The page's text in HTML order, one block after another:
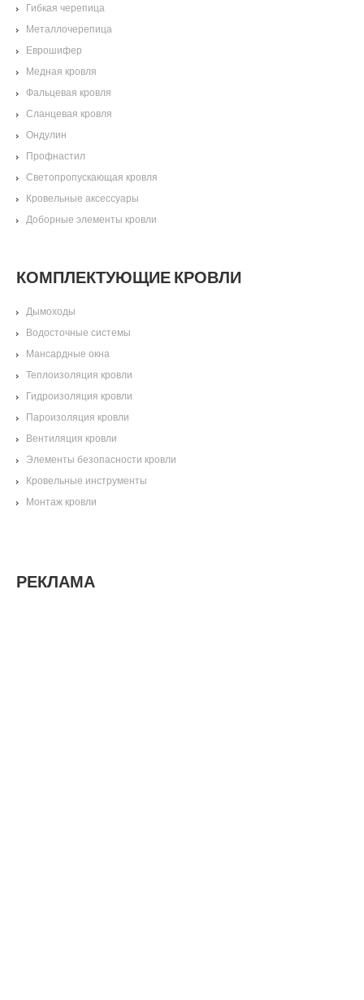
Гибкая черепица
Металлочерепица
Еврошифер
Медная кровля
Фальцевая кровля
Сланцевая кровля
Ондулин
Профнастил
Светопропускающая кровля
Кровельные аксессуары
Доборные элементы кровли
КОМПЛЕКТУЮЩИЕ КРОВЛИ
Дымоходы
Водосточные системы
Мансардные окна
Теплоизоляция кровли
Гидроизоляция кровли
Пароизоляция кровли
Вентиляция кровли
Элементы безопасности кровли
Кровельные инструменты
Монтаж кровли
РЕКЛАМА